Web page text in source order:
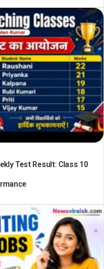
Test Result: Class 10